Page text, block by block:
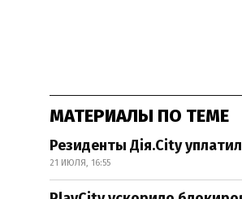
МАТЕРИАЛЫ ПО ТЕМЕ
Резиденты Дія.City
21 ИЮЛЯ, 16:55